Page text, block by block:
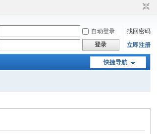
自动登录
找回密码
登录 立即注册
快捷导航